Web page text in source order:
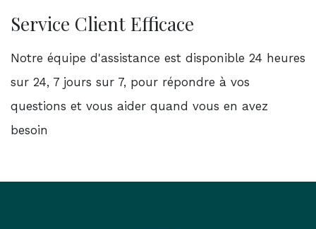
Service Client Efficace
Notre équipe d'assistance est disponible 24 heures
sur 24, 7 jours sur 7, pour répondre à vos
questions et vous aider quand vous en avez
besoin